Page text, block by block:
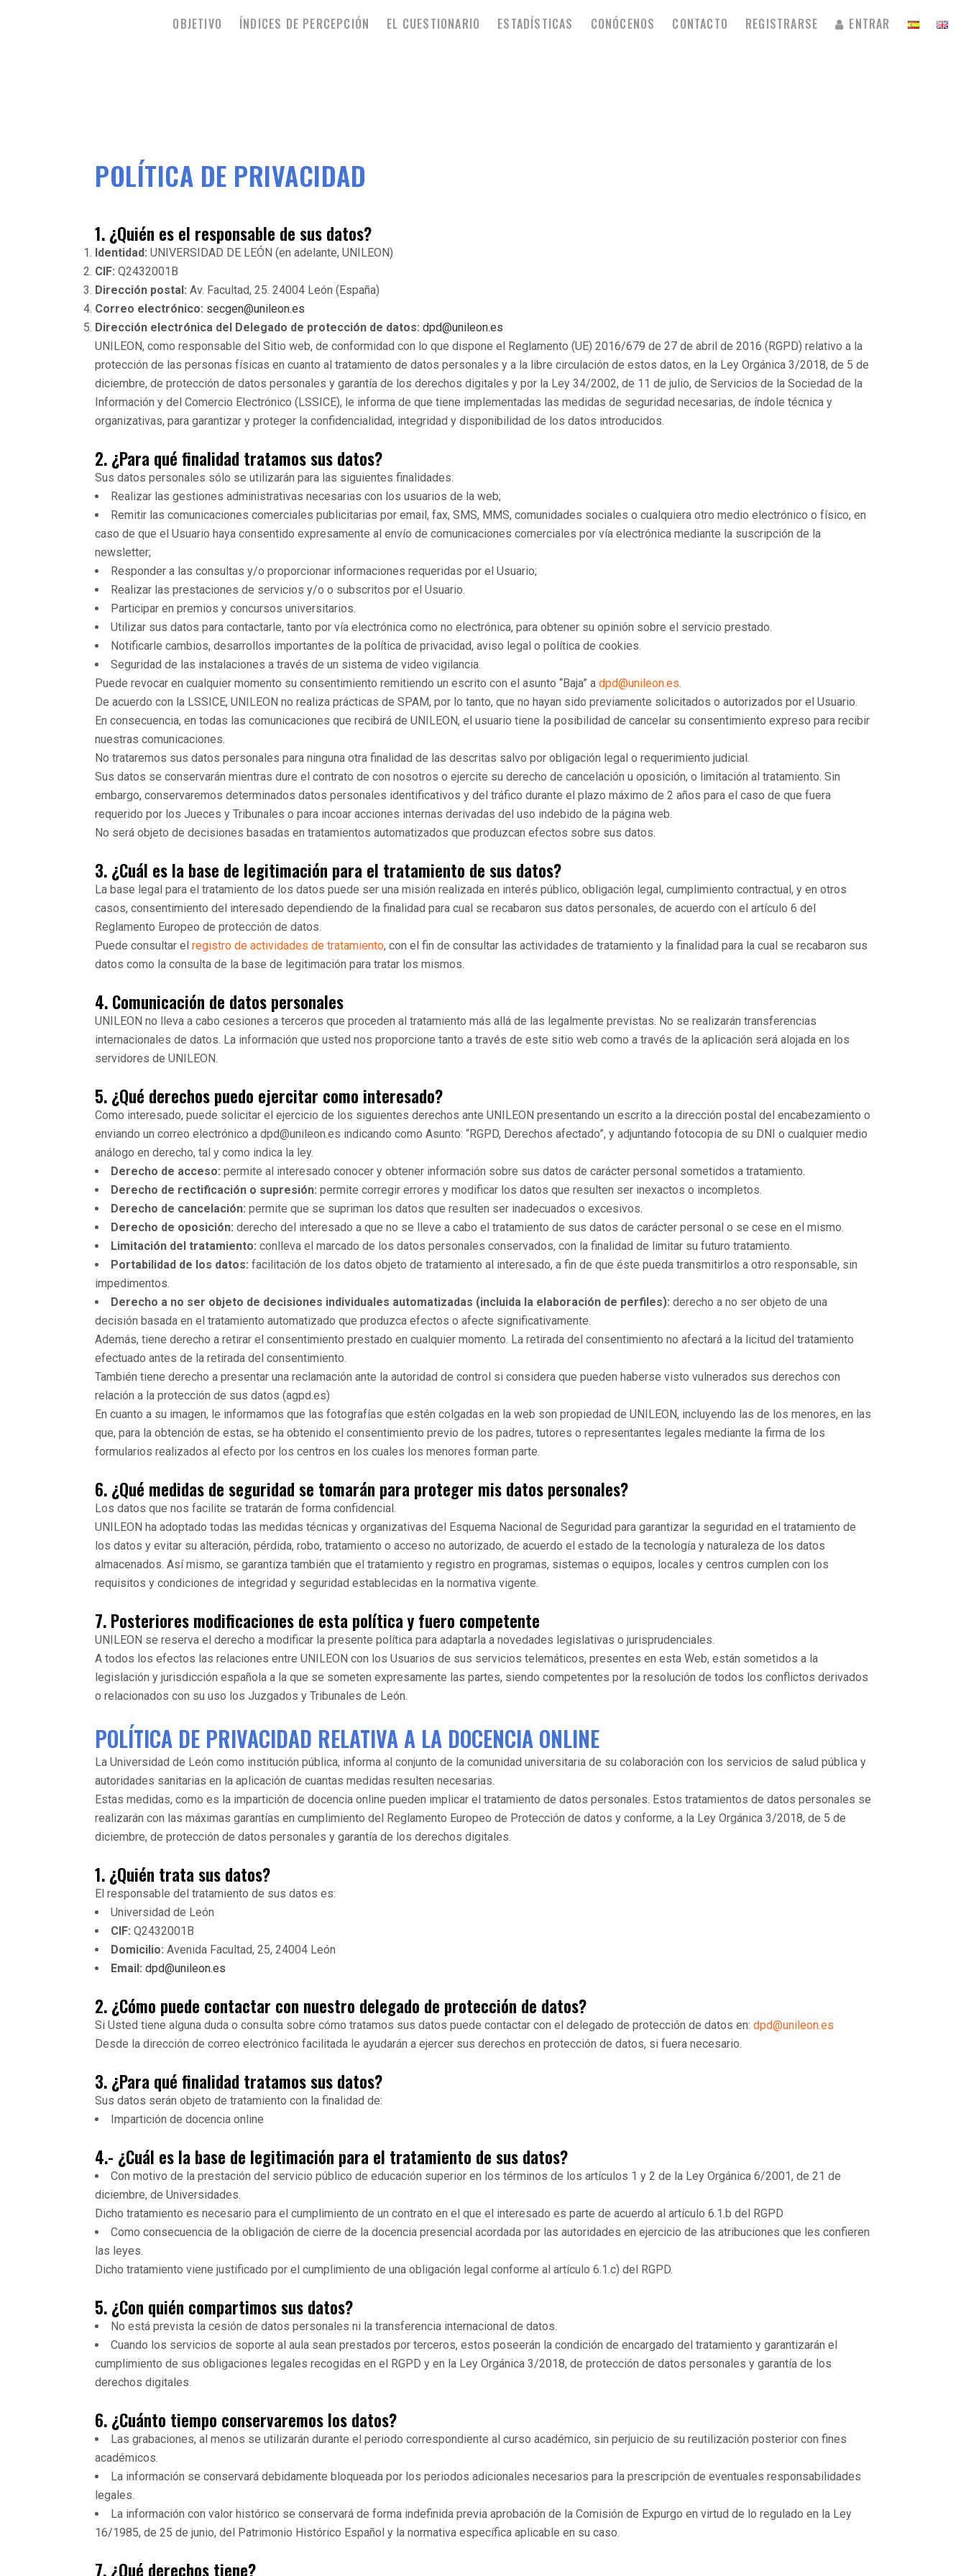
OBJETIVO ÍNDICES DE PERCEPCIÓN EL CUESTIONARIO ESTADÍSTICAS CONÓCENOS CONTACTO REGISTRARSE ENTRAR
POLÍTICA DE PRIVACIDAD
1. ¿Quién es el responsable de sus datos?
Identidad: UNIVERSIDAD DE LEÓN (en adelante, UNILEON)
CIF: Q2432001B
Dirección postal: Av. Facultad, 25. 24004 León (España)
Correo electrónico: secgen@unileon.es
Dirección electrónica del Delegado de protección de datos: dpd@unileon.es
UNILEON, como responsable del Sitio web, de conformidad con lo que dispone el Reglamento (UE) 2016/679 de 27 de abril de 2016 (RGPD) relativo a la
protección de las personas físicas en cuanto al tratamiento de datos personales y a la libre circulación de estos datos, en la Ley Orgánica 3/2018, de 5 de
diciembre, de protección de datos personales y garantía de los derechos digitales y por la Ley 34/2002, de 11 de julio, de Servicios de la Sociedad de la
Información y del Comercio Electrónico (LSSICE), le informa de que tiene implementadas las medidas de seguridad necesarias, de índole técnica y
organizativas, para garantizar y proteger la confidencialidad, integridad y disponibilidad de los datos introducidos.
2. ¿Para qué finalidad tratamos sus datos?
Sus datos personales sólo se utilizarán para las siguientes finalidades:
Realizar las gestiones administrativas necesarias con los usuarios de la web;
Remitir las comunicaciones comerciales publicitarias por email, fax, SMS, MMS, comunidades sociales o cualquiera otro medio electrónico o físico, en
caso de que el Usuario haya consentido expresamente al envío de comunicaciones comerciales por vía electrónica mediante la suscripción de la
newsletter;
Responder a las consultas y/o proporcionar informaciones requeridas por el Usuario;
Realizar las prestaciones de servicios y/o o subscritos por el Usuario.
Participar en premios y concursos universitarios.
Utilizar sus datos para contactarle, tanto por vía electrónica como no electrónica, para obtener su opinión sobre el servicio prestado.
Notificarle cambios, desarrollos importantes de la política de privacidad, aviso legal o política de cookies.
Seguridad de las instalaciones a través de un sistema de video vigilancia.
Puede revocar en cualquier momento su consentimiento remitiendo un escrito con el asunto “Baja” a dpd@unileon.es.
De acuerdo con la LSSICE, UNILEON no realiza prácticas de SPAM, por lo tanto, que no hayan sido previamente solicitados o autorizados por el Usuario.
En consecuencia, en todas las comunicaciones que recibirá de UNILEON, el usuario tiene la posibilidad de cancelar su consentimiento expreso para recibir
nuestras comunicaciones.
No trataremos sus datos personales para ninguna otra finalidad de las descritas salvo por obligación legal o requerimiento judicial.
Sus datos se conservarán mientras dure el contrato de con nosotros o ejercite su derecho de cancelación u oposición, o limitación al tratamiento. Sin
embargo, conservaremos determinados datos personales identificativos y del tráfico durante el plazo máximo de 2 años para el caso de que fuera
requerido por los Jueces y Tribunales o para incoar acciones internas derivadas del uso indebido de la página web.
No será objeto de decisiones basadas en tratamientos automatizados que produzcan efectos sobre sus datos.
3. ¿Cuál es la base de legitimación para el tratamiento de sus datos?
La base legal para el tratamiento de los datos puede ser una misión realizada en interés público, obligación legal, cumplimiento contractual, y en otros
casos, consentimiento del interesado dependiendo de la finalidad para cual se recabaron sus datos personales, de acuerdo con el artículo 6 del
Reglamento Europeo de protección de datos.
Puede consultar el registro de actividades de tratamiento, con el fin de consultar las actividades de tratamiento y la finalidad para la cual se recabaron sus
datos como la consulta de la base de legitimación para tratar los mismos.
4. Comunicación de datos personales
UNILEON no lleva a cabo cesiones a terceros que proceden al tratamiento más allá de las legalmente previstas. No se realizarán transferencias
internacionales de datos. La información que usted nos proporcione tanto a través de este sitio web como a través de la aplicación será alojada en los
servidores de UNILEON.
5. ¿Qué derechos puedo ejercitar como interesado?
Como interesado, puede solicitar el ejercicio de los siguientes derechos ante UNILEON presentando un escrito a la dirección postal del encabezamiento o
enviando un correo electrónico a dpd@unileon.es indicando como Asunto: “RGPD, Derechos afectado”, y adjuntando fotocopia de su DNI o cualquier medio
análogo en derecho, tal y como indica la ley.
Derecho de acceso: permite al interesado conocer y obtener información sobre sus datos de carácter personal sometidos a tratamiento.
Derecho de rectificación o supresión: permite corregir errores y modificar los datos que resulten ser inexactos o incompletos.
Derecho de cancelación: permite que se supriman los datos que resulten ser inadecuados o excesivos.
Derecho de oposición: derecho del interesado a que no se lleve a cabo el tratamiento de sus datos de carácter personal o se cese en el mismo.
Limitación del tratamiento: conlleva el marcado de los datos personales conservados, con la finalidad de limitar su futuro tratamiento.
Portabilidad de los datos: facilitación de los datos objeto de tratamiento al interesado, a fin de que éste pueda transmitirlos a otro responsable, sin
impedimentos.
Derecho a no ser objeto de decisiones individuales automatizadas (incluida la elaboración de perfiles): derecho a no ser objeto de una
decisión basada en el tratamiento automatizado que produzca efectos o afecte significativamente.
Además, tiene derecho a retirar el consentimiento prestado en cualquier momento. La retirada del consentimiento no afectará a la licitud del tratamiento
efectuado antes de la retirada del consentimiento.
También tiene derecho a presentar una reclamación ante la autoridad de control si considera que pueden haberse visto vulnerados sus derechos con
relación a la protección de sus datos (agpd.es)
En cuanto a su imagen, le informamos que las fotografías que estén colgadas en la web son propiedad de UNILEON, incluyendo las de los menores, en las
que, para la obtención de estas, se ha obtenido el consentimiento previo de los padres, tutores o representantes legales mediante la firma de los
formularios realizados al efecto por los centros en los cuales los menores forman parte.
6. ¿Qué medidas de seguridad se tomarán para proteger mis datos personales?
Los datos que nos facilite se tratarán de forma confidencial.
UNILEON ha adoptado todas las medidas técnicas y organizativas del Esquema Nacional de Seguridad para garantizar la seguridad en el tratamiento de
los datos y evitar su alteración, pérdida, robo, tratamiento o acceso no autorizado, de acuerdo el estado de la tecnología y naturaleza de los datos
almacenados. Así mismo, se garantiza también que el tratamiento y registro en programas, sistemas o equipos, locales y centros cumplen con los
requisitos y condiciones de integridad y seguridad establecidas en la normativa vigente.
7. Posteriores modificaciones de esta política y fuero competente
UNILEON se reserva el derecho a modificar la presente política para adaptarla a novedades legislativas o jurisprudenciales.
A todos los efectos las relaciones entre UNILEON con los Usuarios de sus servicios telemáticos, presentes en esta Web, están sometidos a la
legislación y jurisdicción española a la que se someten expresamente las partes, siendo competentes por la resolución de todos los conflictos derivados
o relacionados con su uso los Juzgados y Tribunales de León.
POLÍTICA DE PRIVACIDAD RELATIVA A LA DOCENCIA ONLINE
La Universidad de León como institución pública, informa al conjunto de la comunidad universitaria de su colaboración con los servicios de salud pública y
autoridades sanitarias en la aplicación de cuantas medidas resulten necesarias.
Estas medidas, como es la impartición de docencia online pueden implicar el tratamiento de datos personales. Estos tratamientos de datos personales se
realizarán con las máximas garantías en cumplimiento del Reglamento Europeo de Protección de datos y conforme, a la Ley Orgánica 3/2018, de 5 de
diciembre, de protección de datos personales y garantía de los derechos digitales.
1. ¿Quién trata sus datos?
El responsable del tratamiento de sus datos es:
Universidad de León
CIF: ‎Q2432001B
Domicilio: Avenida Facultad, 25, 24004 León
Email: dpd@unileon.es
2. ¿Cómo puede contactar con nuestro delegado de protección de datos?
Si Usted tiene alguna duda o consulta sobre cómo tratamos sus datos puede contactar con el delegado de protección de datos en: dpd@unileon.es
Desde la dirección de correo electrónico facilitada le ayudarán a ejercer sus derechos en protección de datos, si fuera necesario.
3. ¿Para qué finalidad tratamos sus datos?
Sus datos serán objeto de tratamiento con la finalidad de:
Impartición de docencia online
4.- ¿Cuál es la base de legitimación para el tratamiento de sus datos?
Con motivo de la prestación del servicio público de educación superior en los términos de los artículos 1 y 2 de la Ley Orgánica 6/2001, de 21 de
diciembre, de Universidades.
Dicho tratamiento es necesario para el cumplimiento de un contrato en el que el interesado es parte de acuerdo al artículo 6.1.b del RGPD
Como consecuencia de la obligación de cierre de la docencia presencial acordada por las autoridades en ejercicio de las atribuciones que les confieren
las leyes.
Dicho tratamiento viene justificado por el cumplimiento de una obligación legal conforme al artículo 6.1.c) del RGPD.
5. ¿Con quién compartimos sus datos?
No está prevista la cesión de datos personales ni la transferencia internacional de datos.
Cuando los servicios de soporte al aula sean prestados por terceros, estos poseerán la condición de encargado del tratamiento y garantizarán el
cumplimiento de sus obligaciones legales recogidas en el RGPD y en la Ley Orgánica 3/2018, de protección de datos personales y garantía de los
derechos digitales.
6. ¿Cuánto tiempo conservaremos los datos?
Las grabaciones, al menos se utilizarán durante el periodo correspondiente al curso académico, sin perjuicio de su reutilización posterior con fines
académicos.
La información se conservará debidamente bloqueada por los periodos adicionales necesarios para la prescripción de eventuales responsabilidades
legales.
La información con valor histórico se conservará de forma indefinida previa aprobación de la Comisión de Expurgo en virtud de lo regulado en la Ley
16/1985, de 25 de junio, del Patrimonio Histórico Español y la normativa específica aplicable en su caso.
7. ¿Qué derechos tiene?